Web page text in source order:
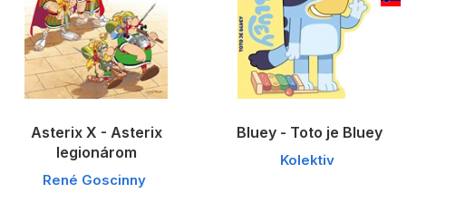
Asterix X - Asterix
legionárom
René Goscinny
Bluey - Toto je Bluey
Kolektiv